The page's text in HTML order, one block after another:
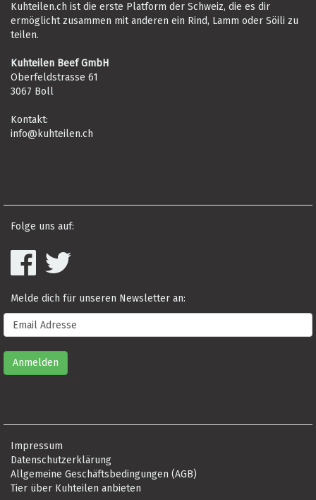
Kuhteilen.ch ist die erste Platform der Schweiz, die es dir
ermöglicht zusammen mit anderen ein Rind, Lamm oder Söili zu
teilen.
Kuhteilen Beef GmbH
Oberfeldstrasse 61
3067 Boll
Kontakt:
info@kuhteilen.ch
Folge uns auf:
Melde dich für unseren Newsletter an:
Impressum
Datenschutzerklärung
Allgemeine Geschäftsbedingungen (AGB)
Tier über Kuhteilen anbieten